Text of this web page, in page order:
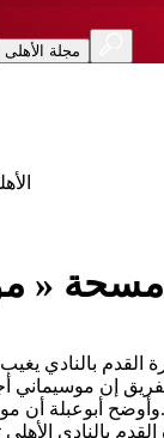
مجلة الأهلى
مسحة
وأوضح أبوعبلة أن موسيماني يخضع حاليا للعزل في غرفته وحالته مستقرة للغاية دون وجود أي أعراض.